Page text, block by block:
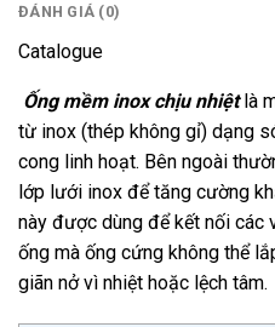
ĐÁNH GIÁ (0)
Catalogue
Ống mềm inox chịu nhiệtlà
từ inox (thép không gỉ) dạng
cong linh hoạt. Bên ngoài
lớp lưới inox để tăng cường
này được dùng để kết nối các
ống mà ống cứng không thể
giãn nở vì nhiệt hoặc lệch tâm.